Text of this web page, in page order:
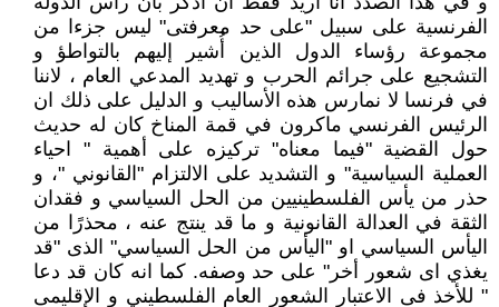
الفرنسية على سبيل "على حد معرفتى" ليس جزءا من
مجموعة رؤساء الدول الذين أُشير إليهم بالتواطؤ و
التشجيع على جرائم الحرب و تهديد المدعي العام ، لاننا
في فرنسا لا نمارس هذه الأساليب و الدليل على ذلك ان
الرئيس الفرنسي ماكرون في قمة المناخ كان له حديث
حول القضية "فيما معناه" تركيزه على أهمية " احياء
العملية السياسية" و التشديد على الالتزام "القانوني "، و
حذر من يأس الفلسطينيين من الحل السياسي و فقدان
الثقة في العدالة القانونية و ما قد ينتج عنه ، محذرًا من
اليأس السياسي او "اليأس من الحل السياسي" الذى "قد
يغذي اى شعور أخر" على حد وصفه. كما انه كان قد دعا
" للأخذ فى الاعتبار الشعور العام الفلسطيني و الإقليمى